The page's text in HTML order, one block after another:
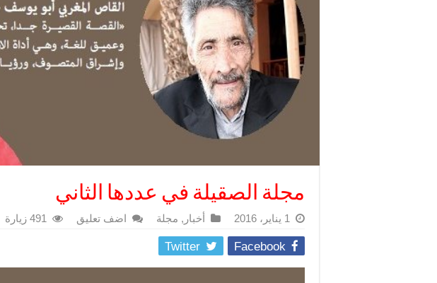
مجلة الصقيلة في عددها الثاني
1 يناير، 2016 أخبار , مجلة اضف تعليق 491 زيارة
Facebook
Twitter